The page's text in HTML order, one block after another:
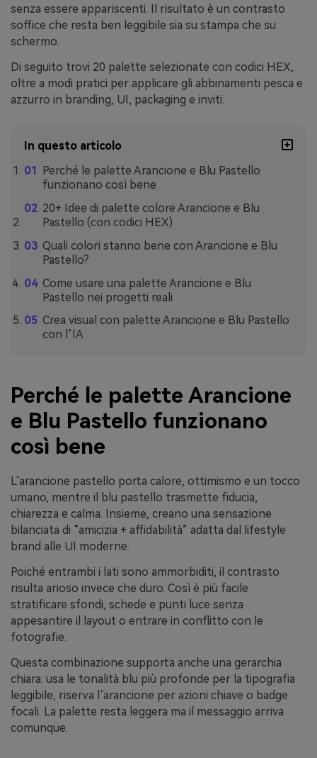
senza essere appariscenti. Il risultato è un contrasto
soffice che resta ben leggibile sia su stampa che su
schermo.
Di seguito trovi 20 palette selezionate con codici HEX,
oltre a modi pratici per applicare gli abbinamenti pesca e
azzurro in branding, UI, packaging e inviti.
In questo articolo
Perché le palette Arancione e Blu Pastello
funzionano così bene
20+ Idee di palette colore Arancione e Blu
Pastello (con codici HEX)
Quali colori stanno bene con Arancione e Blu
Pastello?
Come usare una palette Arancione e Blu
Pastello nei progetti reali
Crea visual con palette Arancione e Blu Pastello
con l’IA
Perché le palette Arancione
e Blu Pastello funzionano
così bene
L’arancione pastello porta calore, ottimismo e un tocco
umano, mentre il blu pastello trasmette fiducia,
chiarezza e calma. Insieme, creano una sensazione
bilanciata di “amicizia + affidabilità” adatta dal lifestyle
brand alle UI moderne.
Poiché entrambi i lati sono ammorbiditi, il contrasto
risulta arioso invece che duro. Così è più facile
stratificare sfondi, schede e punti luce senza
appesantire il layout o entrare in conflitto con le
fotografie.
Questa combinazione supporta anche una gerarchia
chiara: usa le tonalità blu più profonde per la tipografia
leggibile, riserva l’arancione per azioni chiave o badge
focali. La palette resta leggera ma il messaggio arriva
comunque.